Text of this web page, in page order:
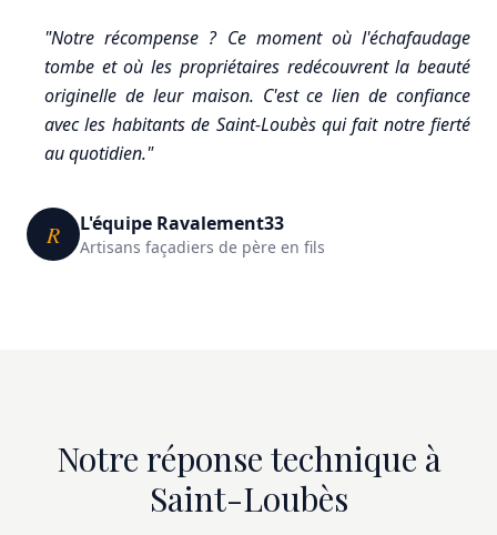
"Notre récompense ? Ce moment où l'échafaudage
tombe et où les propriétaires redécouvrent la beauté
originelle de leur maison. C'est ce lien de confiance
avec les habitants de Saint-Loubès qui fait notre fierté
au quotidien."
R L'équipe Ravalement33
Artisans façadiers de père en fils
Notre réponse technique à
Saint-Loubès